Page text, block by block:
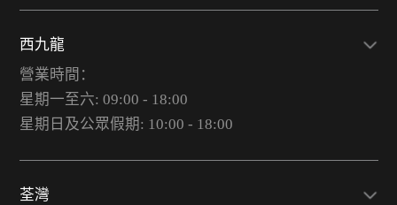
西九龍
營業時間：
星期一至六: 09:00 - 18:00
星期日及公眾假期: 10:00 - 18:00
荃灣